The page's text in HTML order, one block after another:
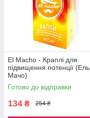
El Macho - Краплі для
підвищення потенції (Ель
Мачо)
Готово до відправки
134 ₴ 254 ₴